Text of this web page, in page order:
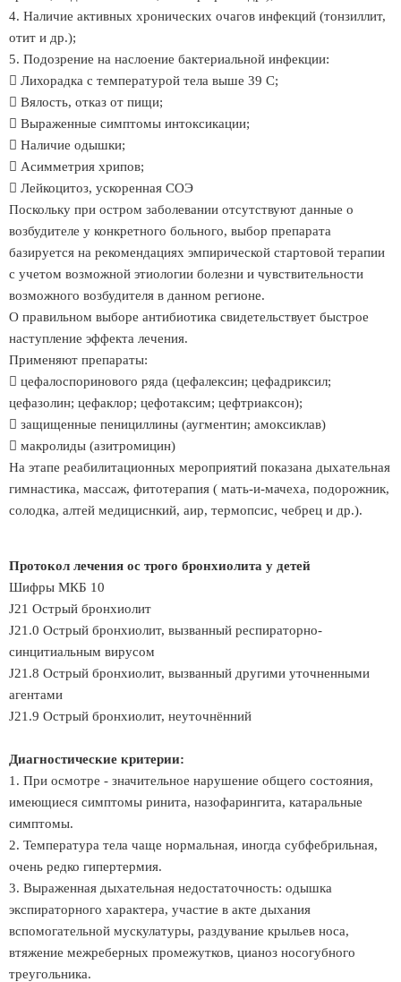
4. Наличие активных хронических очагов инфекций (тонзиллит,
отит и др.);
5. Подозрение на наслоение бактериальной инфекции:
 Лихорадка с температурой тела выше 39 С;
 Вялость, отказ от пищи;
 Выраженные симптомы интоксикации;
 Наличие одышки;
 Асимметрия хрипов;
 Лейкоцитоз, ускоренная СОЭ
Поскольку при остром заболевании отсутствуют данные о
возбудителе у конкретного больного, выбор препарата
базируется на рекомендациях эмпирической стартовой терапии
с учетом возможной этиологии болезни и чувствительности
возможного возбудителя в данном регионе.
О правильном выборе антибиотика свидетельствует быстрое
наступление эффекта лечения.
Применяют препараты:
 цефалоспоринового ряда (цефалексин; цефадриксил;
цефазолин; цефаклор; цефотаксим; цефтриаксон);
 защищенные пенициллины (аугментин; амоксиклав)
 макролиды (азитромицин)
На этапе реабилитационных мероприятий показана дыхательная
гимнастика, массаж, фитотерапия ( мать-и-мачеха, подорожник,
солодка, алтей медициснкий, аир, термопсис, чебрец и др.).
Протокол лечения ос трого бронхиолита у детей
Шифры МКБ 10
J21 Острый бронхиолит
J21.0 Острый бронхиолит, вызванный респираторно-
синцитиальным вирусом
J21.8 Острый бронхиолит, вызванный другими уточненными
агентами
J21.9 Острый бронхиолит, неуточнённий
Диагностические критерии:
1. При осмотре - значительное нарушение общего состояния,
имеющиеся симптомы ринита, назофарингита, катаральные
симптомы.
2. Температура тела чаще нормальная, иногда субфебрильная,
очень редко гипертермия.
3. Выраженная дыхательная недостаточность: одышка
экспираторного характера, участие в акте дыхания
вспомогательной мускулатуры, раздувание крыльев носа,
втяжение межреберных промежутков, цианоз носогубного
треугольника.